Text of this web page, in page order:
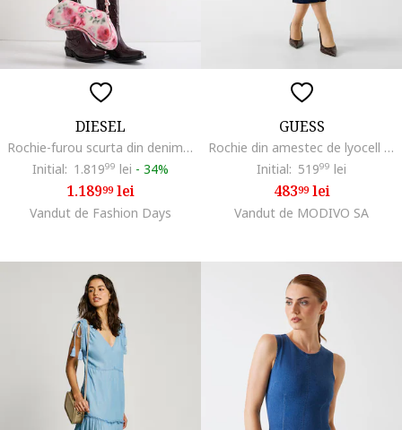
DIESEL
Rochie-furou scurta din denim cu terminatie din dantela Odry, Albastru prafuit/Kaki
Initial: 1.81999 lei - 34%
1.18999lei
Vandut de Fashion Days
GUESS
Rochie din amestec de lyocell cu slit pe partea din spate, Bleumarin
Initial: 51999 lei
48399lei
Vandut de MODIVO SA